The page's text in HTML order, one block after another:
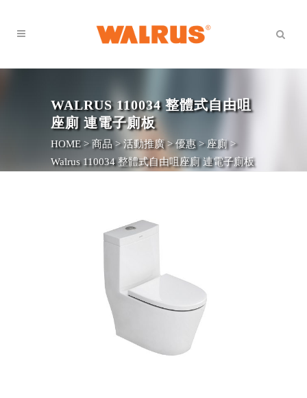
WALRUS 110034 整體式自由咀
座廁 連電子廁板
HOME >商品>活動推廣>優惠> 座廁>
Walrus 110034 整體式自由咀座廁 連電子廁板